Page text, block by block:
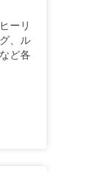
ーリ
、ル
ど各